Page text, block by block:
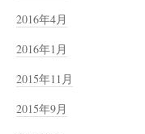
2016年4月
2016年1月
2015年11月
2015年9月